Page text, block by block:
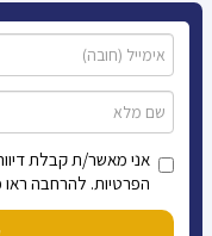
אני מאשר/ת קבלת
הפרטיות. להרחבה ראו